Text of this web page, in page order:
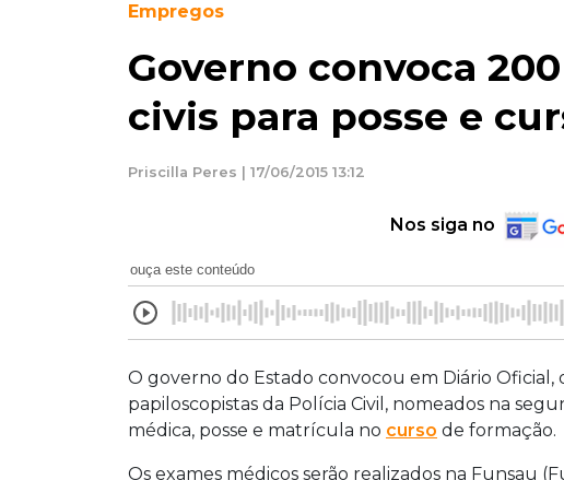
Empregos
Governo convoca
civis para posse e
Priscilla Peres | 17/06/2015 13:12
Nos siga no
ouça este conteúdo
O governo do Estado convocou em Diário Oficial,
papiloscopistas da Polícia Civil, nomeados na
médica, posse e matrícula no curso de formação.
Os exames médicos serão realizados na Funsau